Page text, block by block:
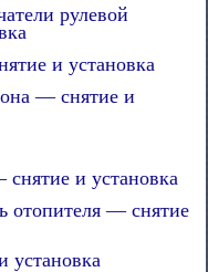
рулевой
и установка
— снятие и
и установка
отопителя — снятие
установка